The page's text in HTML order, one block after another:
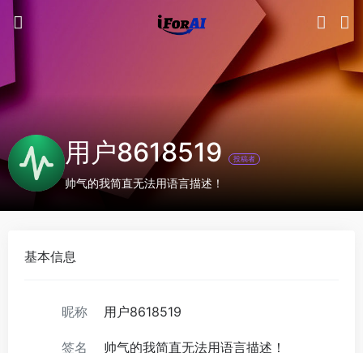
用户8618519 投稿者
帅气的我简直无法用语言描述！
基本信息
昵称 用户8618519
签名 帅气的我简直无法用语言描述！